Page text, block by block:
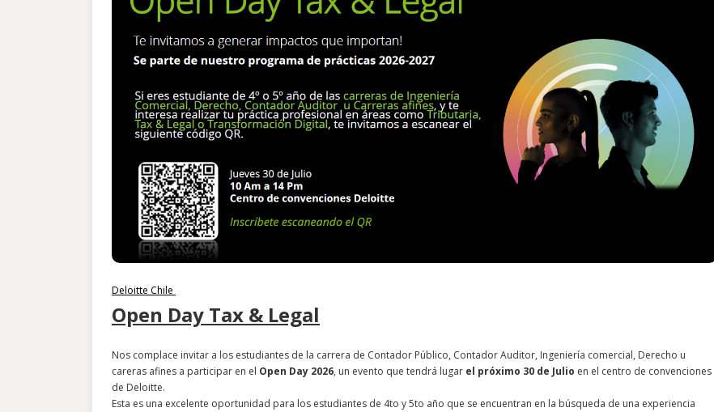
Deloitte Chile
Open Day Tax & Legal
Nos complace invitar a los estudiantes de la carrera de Contador Público, Contador Auditor, Ingeniería comercial, Derecho u
careras afines a participar en el Open Day 2026, un evento que tendrá lugar el próximo 30 de Julio en el centro de convenciones
de Deloitte.
Esta es una excelente oportunidad para los estudiantes de 4to y 5to año que se encuentran en la búsqueda de una experiencia